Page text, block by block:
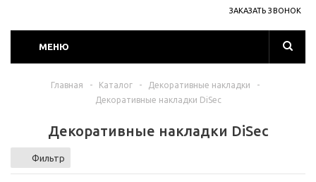
ЗАКАЗАТЬ ЗВОНОК
МЕНЮ
Главная - Каталог - Декоративные накладки
-
Декоративные накладки DiSec
Декоративные накладки DiSec
Фильтр